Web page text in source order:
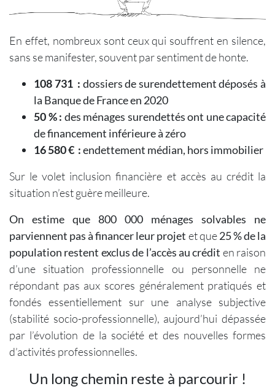
En effet, nombreux sont ceux qui souffrent en silence,
sans se manifester, souvent par sentiment de honte.
108 731 : dossiers de surendettement déposés à
la Banque de France en 2020
50 % : des ménages surendettés ont une capacité
de financement inférieure à zéro
16 580 € :endettement médian, hors immobilier
Sur le volet inclusion financière et accès au crédit la
situation n’est guère meilleure.
On estime que 800 000 ménages solvables ne
parviennent pas à financer leur projet et que25 % de la
population restent exclus de l’accès au crédit en raison
d’une situation professionnelle ou personnelle ne
répondant pas aux scores généralement pratiqués et
fondés essentiellement sur une analyse subjective
(stabilité socio-professionnelle), aujourd’hui dépassée
par l’évolution de la société et des nouvelles formes
d’activités professionnelles.
Un long chemin reste à parcourir !